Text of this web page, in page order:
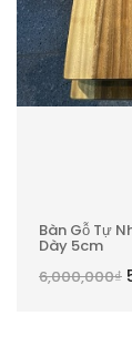
Bàn Gỗ Tự
Dày 5cm
6,000,000₫